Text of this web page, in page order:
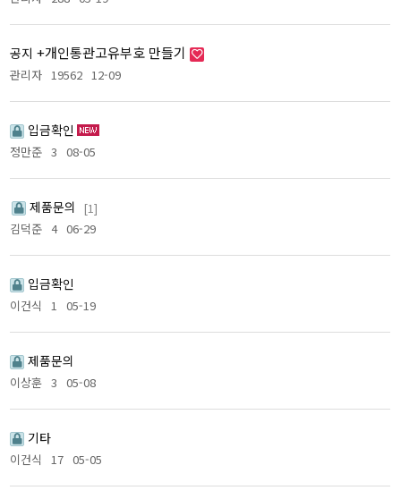
공지 +개인통관고유부호 만들기
관리자 19562 12-09
입금확인
정만준 3 08-05
제품문의
[1]
김덕준 4 06-29
입금확인
이건식 1 05-19
제품문의
이상훈 3 05-08
기타
이건식 17 05-05